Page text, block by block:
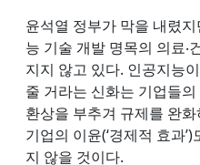
윤석열 정부가 막을 내렸
능 기술 개발 명목의 의료‧
지지 않고 있다. 인공지능
줄 거라는 신화는 기업들
환상을 부추겨 규제를 완
기업의 이윤(‘경제적 효과
지 않을 것이다.